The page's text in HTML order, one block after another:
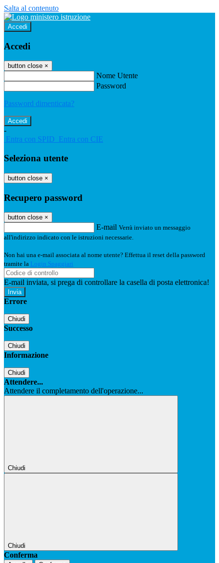
Salta al contenuto
Accedi
Accedi
button close ×
Nome Utente
Password
Password dimenticata?
-
Entra con SPID Entra con CIE
Seleziona utente
button close ×
Recupero password
button close ×
E-mail Verrà inviato un messaggio
all'indirizzo indicato con le istruzioni necessarie.
Non hai una e-mail associata al nome utente? Effettua il reset della password
tramite la Login Spaggiari
E-mail inviata, si prega di controllare la casella di posta elettronica!
Errore
Chiudi
Successo
Chiudi
Informazione
Chiudi
Attendere...
Attendere il completamento dell'operazione...
Chiudi
Chiudi
Conferma